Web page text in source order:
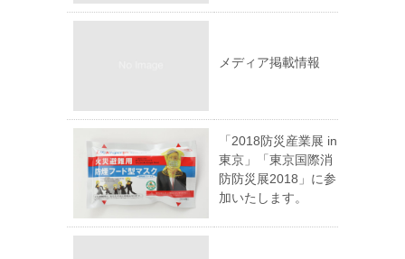
メディア掲載情報
「2018防災産業展 in
東京」「東京国際消
防防災展2018」に参
加いたします。